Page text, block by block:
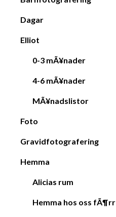
Dagar
Elliot
0-3 mÃ¥nader
4-6 mÃ¥nader
MÃ¥nadslistor
Foto
Gravidfotografering
Hemma
Alicias rum
Hemma hos oss fÃ¶rr